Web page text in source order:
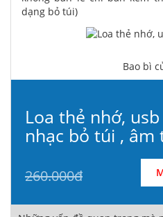
dạng bỏ túi)
Bao bì
Loa thẻ nhớ,
nhạc bỏ túi ,
260.000đ